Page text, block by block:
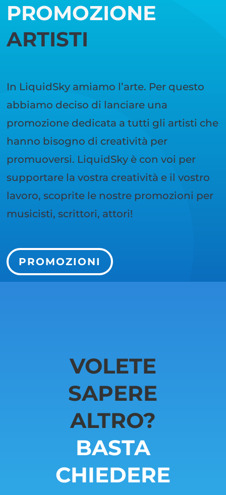
PROMOZIONE
ARTISTI
In LiquidSky amiamo l’arte. Per questo
abbiamo deciso di lanciare una
promozione dedicata a tutti gli artisti che
hanno bisogno di creatività per
promuoversi. LiquidSky è con voi per
supportare la vostra creatività e il vostro
lavoro, scoprite le nostre promozioni per
musicisti, scrittori, attori!
PROMOZIONI
VOLETE
SAPERE
ALTRO?
BASTA
CHIEDERE